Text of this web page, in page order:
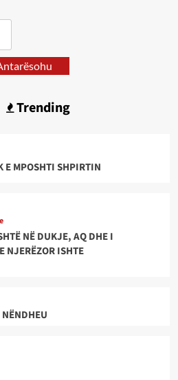
Trending
E MPOSHTI SHPIRTIN
NË DUKJE, AQ DHE I
NJERËZOR ISHTE